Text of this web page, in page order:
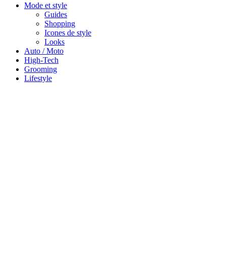
Mode et style
Guides
Shopping
Icones de style
Looks
Auto / Moto
High-Tech
Grooming
Lifestyle